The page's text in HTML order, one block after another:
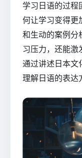
学习日语的过程
何让学习变得更
和生动的案例分
习压力，还能激
通过讲述日本文
理解日语的表达